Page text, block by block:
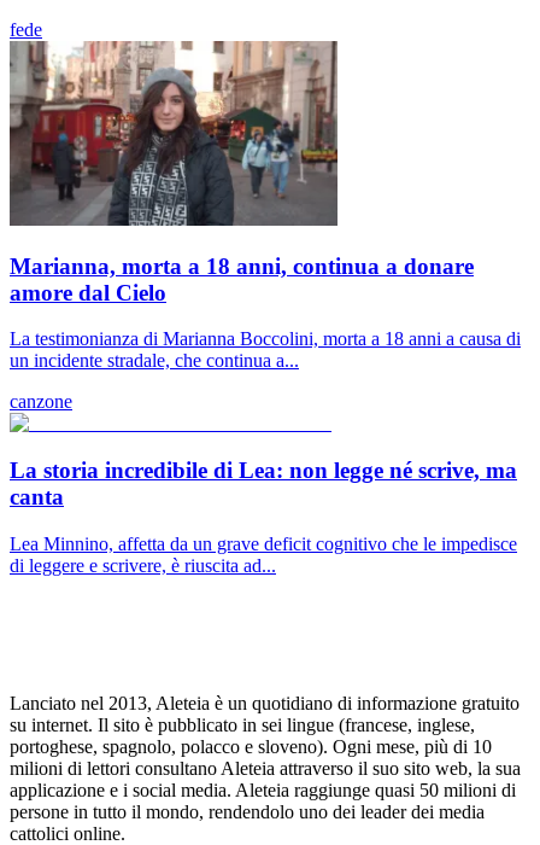
fede
Marianna, morta a 18 anni, continua a donare
amore dal Cielo
La testimonianza di Marianna Boccolini, morta a 18 anni a causa di
un incidente stradale, che continua a...
canzone
La storia incredibile di Lea: non legge né scrive, ma
canta
Lea Minnino, affetta da un grave deficit cognitivo che le impedisce
di leggere e scrivere, è riuscita ad...
Lanciato nel 2013, Aleteia è un quotidiano di informazione gratuito
su internet. Il sito è pubblicato in sei lingue (francese, inglese,
portoghese, spagnolo, polacco e sloveno). Ogni mese, più di 10
milioni di lettori consultano Aleteia attraverso il suo sito web, la sua
applicazione e i social media. Aleteia raggiunge quasi 50 milioni di
persone in tutto il mondo, rendendolo uno dei leader dei media
cattolici online.